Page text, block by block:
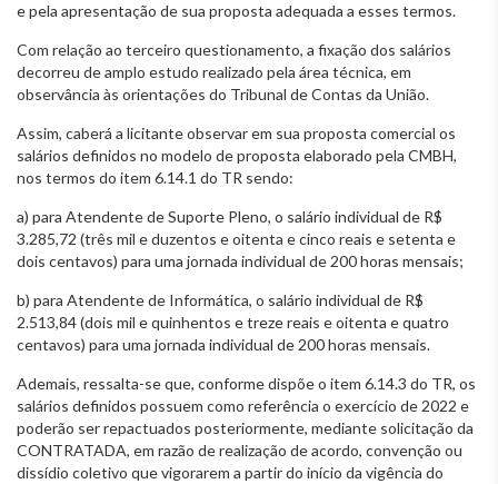
e pela apresentação de sua proposta adequada a esses termos.
Com relação ao terceiro questionamento, a fixação dos salários
decorreu de amplo estudo realizado pela área técnica, em
observância às orientações do Tribunal de Contas da União.
Assim, caberá a licitante observar em sua proposta comercial os
salários definidos no modelo de proposta elaborado pela CMBH,
nos termos do item 6.14.1 do TR sendo:
a) para Atendente de Suporte Pleno, o salário individual de R$
3.285,72 (três mil e duzentos e oitenta e cinco reais e setenta e
dois centavos) para uma jornada individual de 200 horas mensais;
b) para Atendente de Informática, o salário individual de R$
2.513,84 (dois mil e quinhentos e treze reais e oitenta e quatro
centavos) para uma jornada individual de 200 horas mensais.
Ademais, ressalta-se que, conforme dispõe o item 6.14.3 do TR, os
salários definidos possuem como referência o exercício de 2022 e
poderão ser repactuados posteriormente, mediante solicitação da
CONTRATADA, em razão de realização de acordo, convenção ou
dissídio coletivo que vigorarem a partir do início da vigência do